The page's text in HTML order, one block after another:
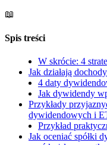
📖
Spis treści
W skrócie: 4
Jak działają
4 daty
Jak dywidendy
Przykłady
dywidendowych i
Przykład
Jak oceniać spółki